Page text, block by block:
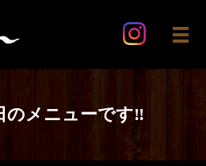
メ
のメニューです‼️